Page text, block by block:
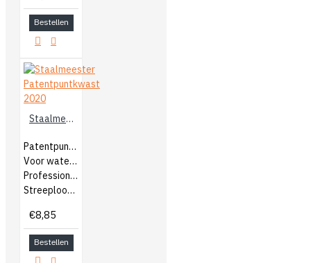
Bestellen
Staalmeester Patentpuntkwast 2020
Patentpuntkwast
Voor watergedragen en terpentine
Professionele kwast
Streeploos eindresultaat
€8,85
Bestellen